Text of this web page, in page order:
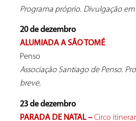
Programa próprio. Divulgação em
20 de dezembro
ALUMIADA A SÃO TOMÉ
Penso
Associação Santiago de Penso.
breve.
23 de dezembro
PARADA DE NATAL –Circo